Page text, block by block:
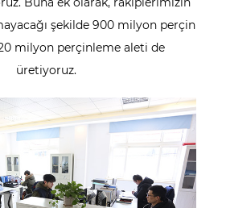
şekilde 900 milyon perçin
milyon perçinleme aleti de
üretiyoruz.